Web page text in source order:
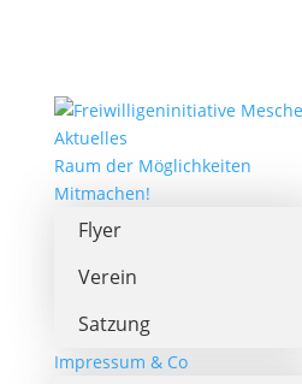
Aktuelles
Raum der Möglichkeiten
Mitmachen!
Flyer
Verein
Satzung
Impressum & Co